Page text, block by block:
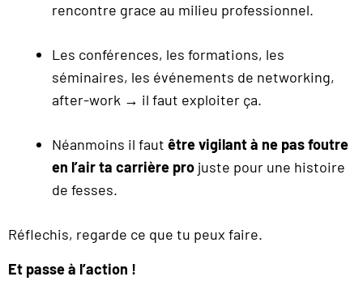
rencontre grace au milieu professionnel.
Les conférences, les formations, les
séminaires, les événements de networking,
after-work → il faut exploiter ça.
Néanmoins il faut être vigilant à ne pas foutre
en l’air ta carrière pro juste pour une histoire
de fesses.
Réflechis, regarde ce que tu peux faire.
Et passe à l’action !